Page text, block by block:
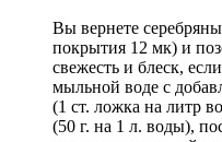
Вы вернете
покрытия 12 мк) и
свежесть и блеск,
мыльной воде с
(1 ст. ложка на литр
(50 г. на 1 л. воды),